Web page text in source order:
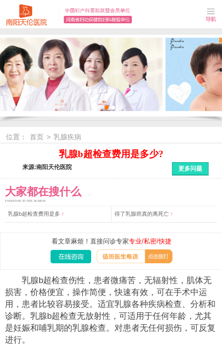
位置： 首页 > 乳腺疾病
乳腺b超检查费用是多少?
来源:南阳天伦医院 更多问题
大家都在搜什么
EYERYONE IN THE SEARCH
乳腺b超检查费用是多 ↑ 得了乳腺癌真的离死亡↑
看文章麻烦！直接问诊专家专业/私密/快捷
乳腺b超检查伤性，患者微痛苦，无辐射性，肌体无
损害，价格便宜，操作简便，快速有效，可在手术中运
用，患者比较容易接受。适宜乳腺各种疾病检查、分析和
诊断。乳腺b超检查无放射性，可适用于任何年龄，尤其
是妊娠和哺乳期的乳腺检查。对患者无任何损伤，可反复
进行。